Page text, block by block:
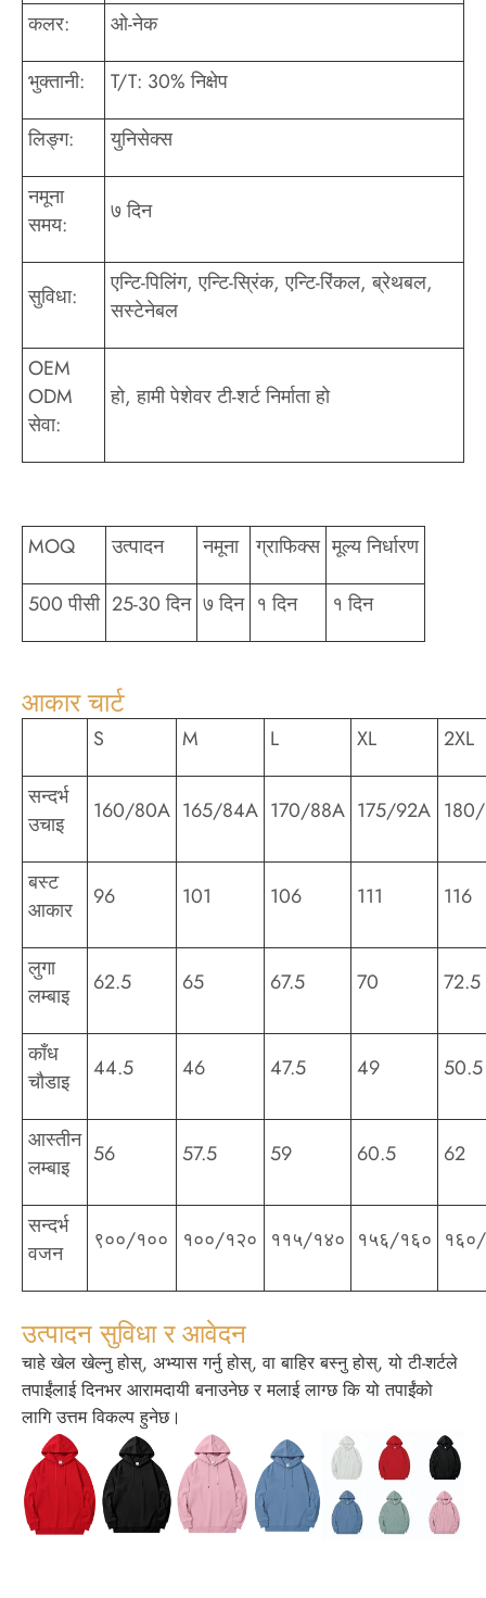
कलर: ओ-नेक
भुक्तानी: T/T: 30% निक्षेप
लिङ्ग: युनिसेक्स
नमूना
समय:
७ दिन
सुविधा:
एन्टि-पिलिंग, एन्टि-स्रिंक, एन्टि-रिंकल, ब्रेथबल,
सस्टेनेबल
OEM
ODM
सेवा:
हो, हामी पेशेवर टी-शर्ट निर्माता हो
MOQ उत्पादन नमूना ग्राफिक्स मूल्य निर्धारण
500 पीसी 25-30 दिन ७ दिन १ दिन १ दिन
आकार चार्ट
S M L XL 2XL
सन्दर्भ
उचाइ
160/80A 165/84A 170/88A 175/92A
बस्ट
आकार
96 101 106 111 116
लुगा
लम्बाइ
62.5 65 67.5 70 72.5
काँध
चौडाइ
44.5 46 47.5 49 50.5
आस्तीन
लम्बाइ
56 57.5 59 60.5 62
सन्दर्भ
वजन
९००/१०० १००/१२० ११५/१४० १५६/१६०
उत्पादन सुविधा र आवेदन
चाहे खेल खेल्नु होस्, अभ्यास गर्नु होस्, वा बाहिर बस्नु होस्, यो टी-शर्टले
तपाईंलाई दिनभर आरामदायी बनाउनेछ र मलाई लाग्छ कि यो तपाईंको
लागि उत्तम विकल्प हुनेछ।